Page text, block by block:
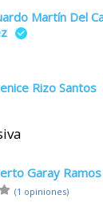
Martín Del
Rizo Santos
Garay Ramos
(1 opiniones)